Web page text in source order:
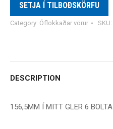
SETJA Í TILBOÐSKÖRFU
Category: Óflokkaðar vörur SKU:
DESCRIPTION
156,5MM Í MITT GLER 6 BOLTA